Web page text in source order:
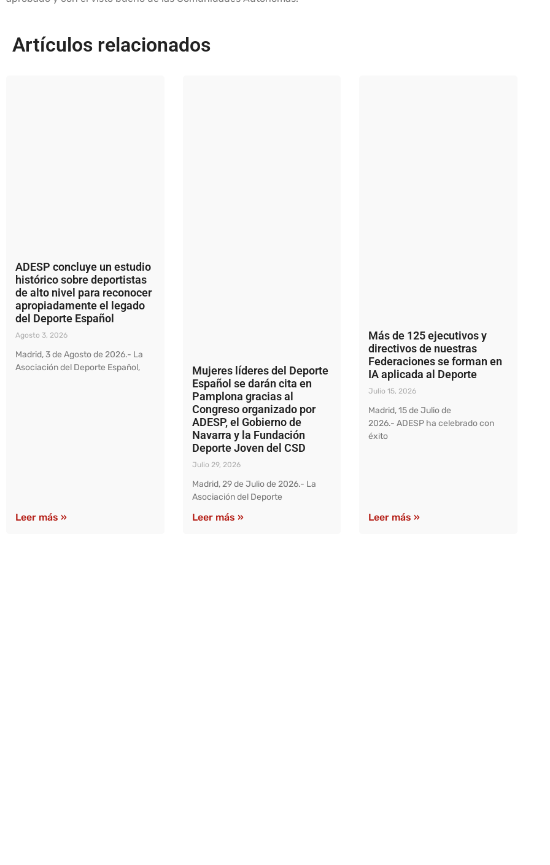
Artículos relacionados
ADESP concluye un estudio
histórico sobre deportistas
de alto nivel para reconocer
apropiadamente el legado
del Deporte Español
Agosto 3, 2026
Madrid, 3 de Agosto de 2026.- La
Asociación del Deporte Español,
Leer más »
Mujeres líderes del Deporte
Español se darán cita en
Pamplona gracias al
Congreso organizado por
ADESP, el Gobierno de
Navarra y la Fundación
Deporte Joven del CSD
Julio 29, 2026
Madrid, 29 de Julio de 2026.- La
Asociación del Deporte
Leer más »
Más de 125 ejecutivos y
directivos de nuestras
Federaciones se forman en
IA aplicada al Deporte
Julio 15, 2026
Madrid, 15 de Julio de
2026.- ADESP ha celebrado con
éxito
Leer más »